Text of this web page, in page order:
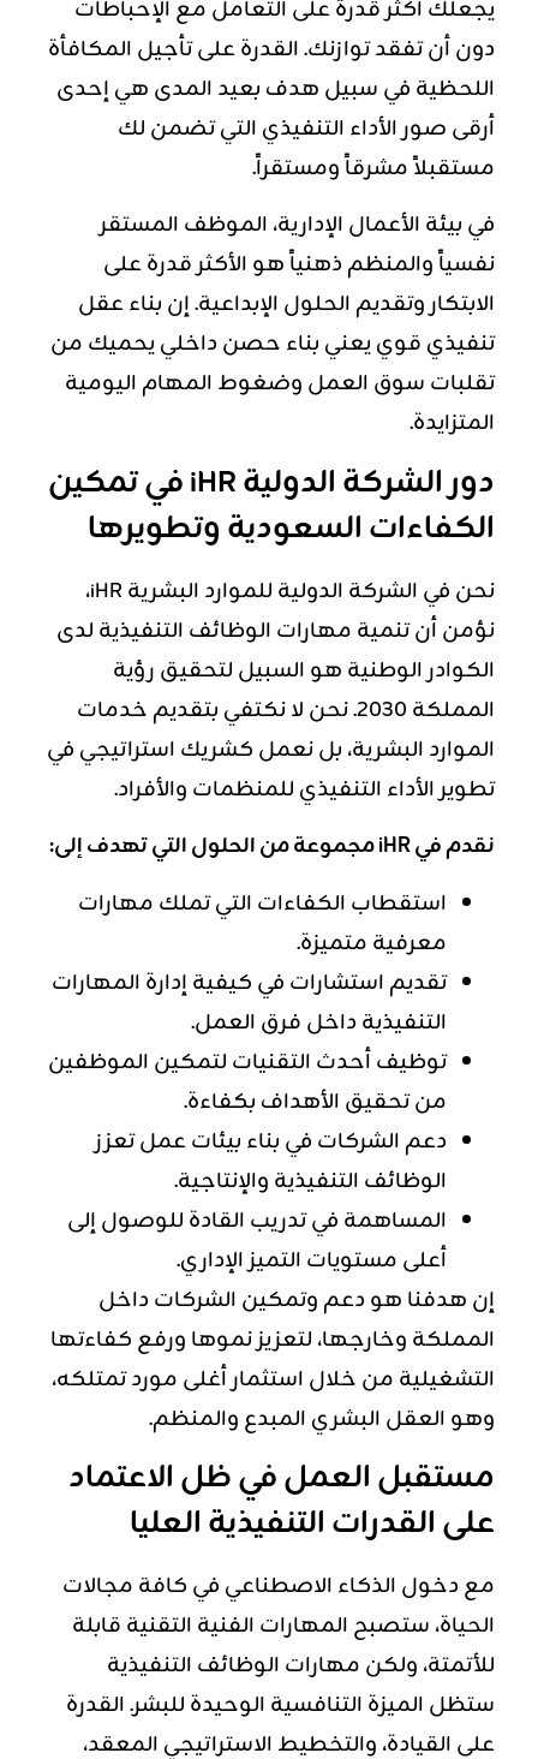
يجعلك أكثر قدرة على التعامل مع الإحباطات
دون أن تفقد توازنك. القدرة على تأجيل المكافأة
اللحظية في سبيل هدف بعيد المدى هي إحدى
أرقى صور الأداء التنفيذي التي تضمن لك
مستقبلاً مشرقاً ومستقراً.
في بيئة الأعمال الإدارية، الموظف المستقر
نفسياً والمنظم ذهنياً هو الأكثر قدرة على
الابتكار وتقديم الحلول الإبداعية. إن بناء عقل
تنفيذي قوي يعني بناء حصن داخلي يحميك من
تقلبات سوق العمل وضغوط المهام اليومية
المتزايدة.
دور الشركة الدولية iHR في تمكين
الكفاءات السعودية وتطويرها
نحن في الشركة الدولية للموارد البشرية iHR،
نؤمن أن تنمية مهارات الوظائف التنفيذية لدى
الكوادر الوطنية هو السبيل لتحقيق رؤية
المملكة 2030. نحن لا نكتفي بتقديم خدمات
الموارد البشرية، بل نعمل كشريك استراتيجي في
تطوير الأداء التنفيذي للمنظمات والأفراد.
نقدم في iHR مجموعة من الحلول التي تهدف إلى:
استقطاب الكفاءاتالتي تملك مهارات
معرفية متميزة.
تقديم استشارات في كيفية إدارة المهارات
التنفيذية داخل فرق العمل.
توظيف أحدث التقنيات لتمكين الموظفين
من تحقيق الأهداف بكفاءة.
دعم الشركات في بناء بيئات عمل تعزز
الوظائف التنفيذية والإنتاجية.
المساهمة في تدريب القادة للوصول إلى
أعلى مستويات التميز الإداري.
إن هدفنا هو دعم وتمكين الشركات داخل
المملكة وخارجها، لتعزيز نموها ورفع كفاءتها
التشغيلية من خلال استثمار أغلى مورد تمتلكه،
وهو العقل البشري المبدع والمنظم.
مستقبل العمل في ظل الاعتماد
على القدرات التنفيذية العليا
مع دخول الذكاء الاصطناعي في كافة مجالات
الحياة، ستصبح المهارات الفنية التقنية قابلة
للأتمتة، ولكن مهارات الوظائف التنفيذية
ستظل الميزة التنافسية الوحيدة للبشر. القدرة
على القيادة، والتخطيط الاستراتيجيالمعقد،